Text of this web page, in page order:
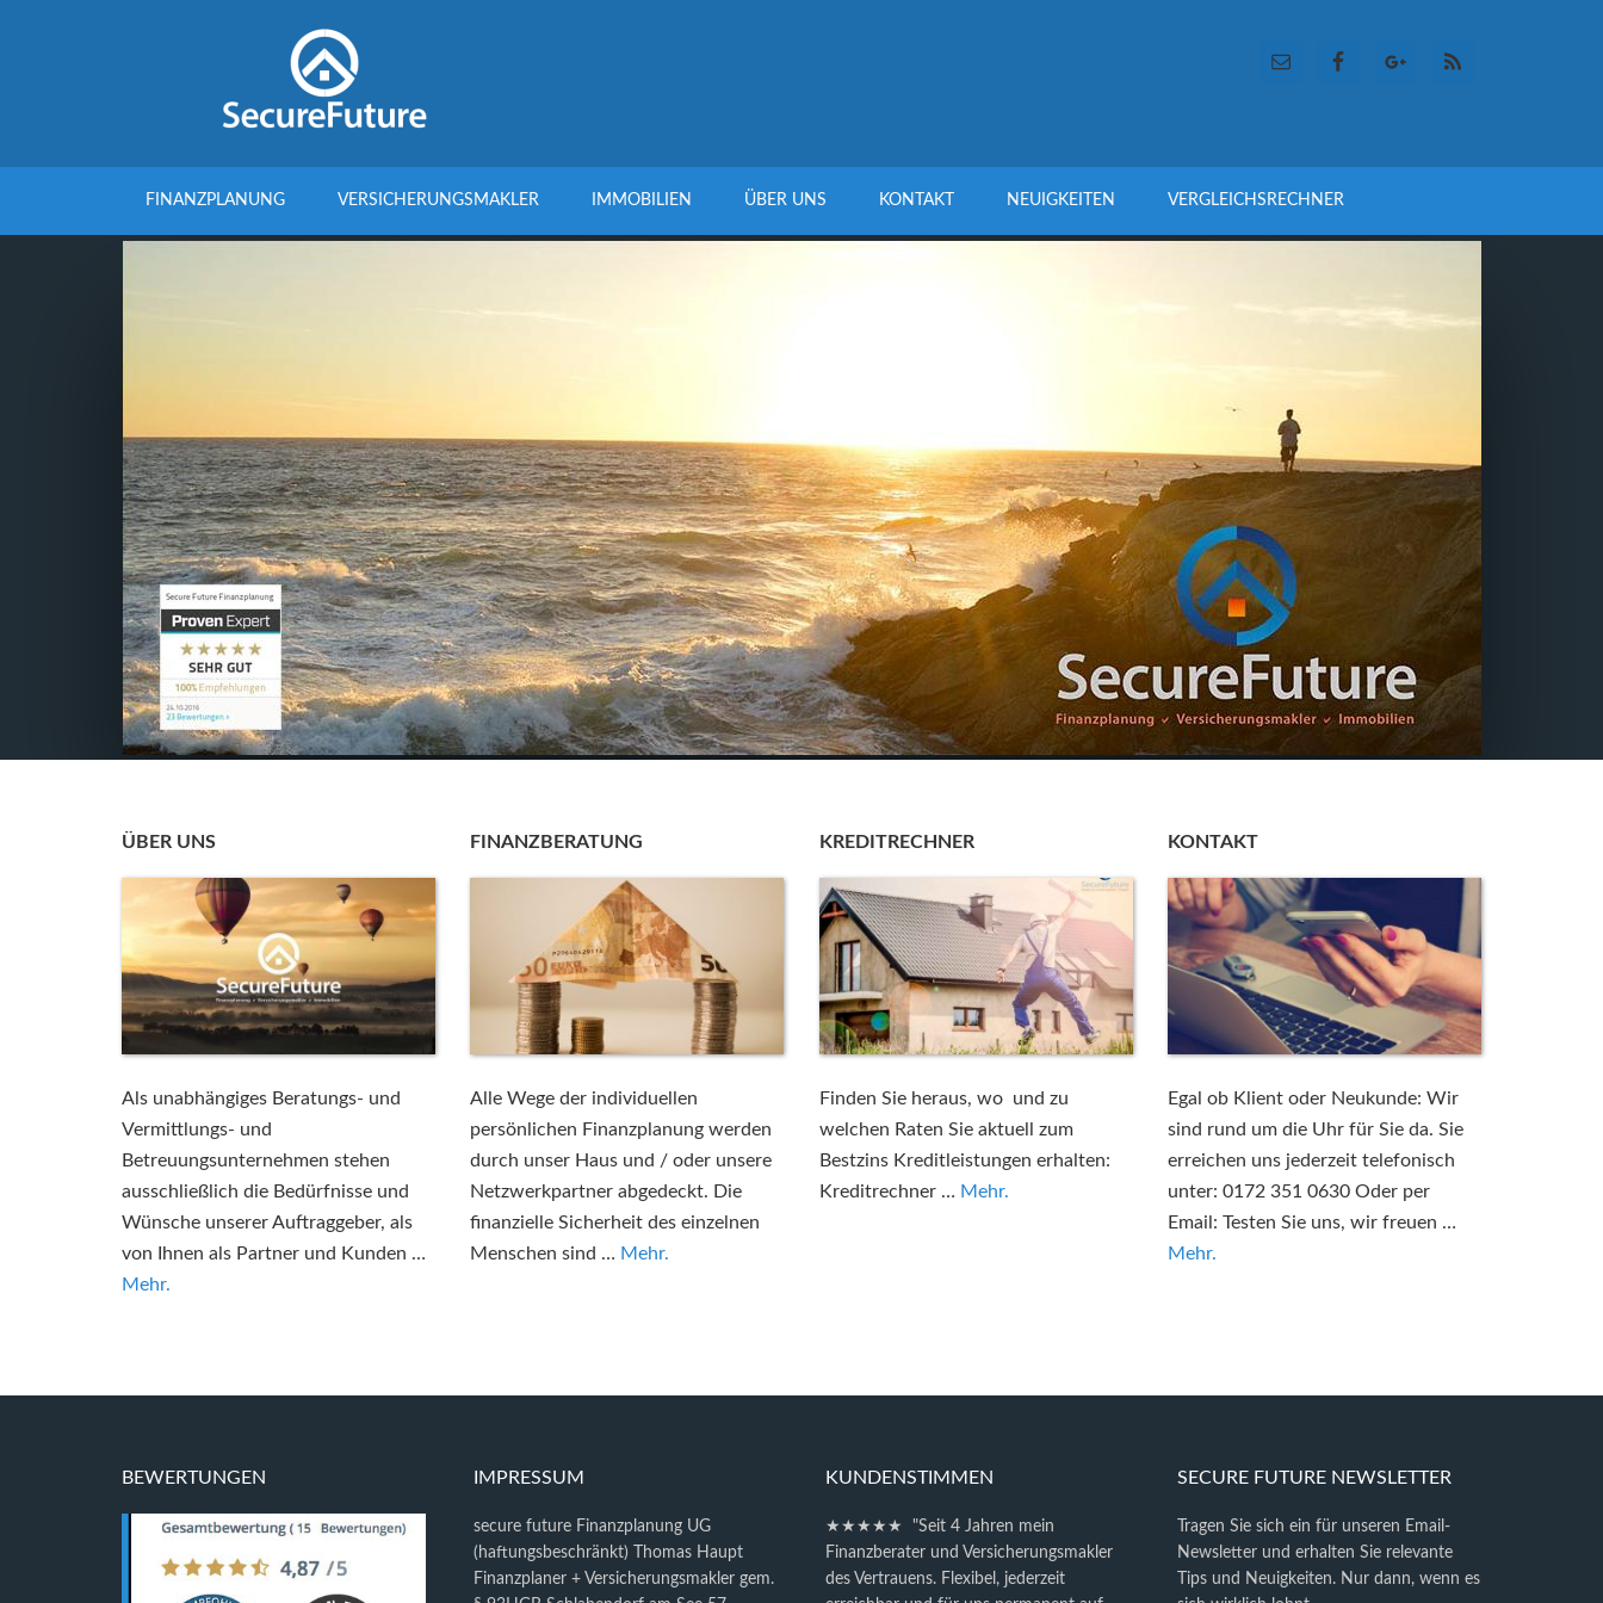
FINANZPLANUNG VERSICHERUNGSMAKLER IMMOBILIEN ÜBER UNS KONTAKT NEUIGKEITEN VERGLEICHSRECHNER
ÜBER UNS
Als unabhängiges Beratungs- und
Vermittlungs- und
Betreuungsunternehmen stehen
ausschließlich die Bedürfnisse und
Wünsche unserer Auftraggeber, als
von Ihnen als Partner und Kunden …
Mehr.
FINANZBERATUNG
Alle Wege der individuellen
persönlichen Finanzplanung werden
durch unser Haus und / oder unsere
Netzwerkpartner abgedeckt. Die
finanzielle Sicherheit des einzelnen
Menschen sind … Mehr.
KREDITRECHNER
Finden Sie heraus, wo und zu
welchen Raten Sie aktuell zum
Bestzins Kreditleistungen erhalten:
Kreditrechner … Mehr.
KONTAKT
Egal ob Klient oder Neukunde: Wir
sind rund um die Uhr für Sie da. Sie
erreichen uns jederzeit telefonisch
unter: 0172 351 0630 Oder per
Email: Testen Sie uns, wir freuen …
Mehr.
BEWERTUNGEN IMPRESSUM
secure future Finanzplanung UG
(haftungsbeschränkt) Thomas Haupt
Finanzplaner + Versicherungsmakler gem.
KUNDENSTIMMEN
★★★★★ "Seit 4 Jahren mein
Finanzberater und Versicherungsmakler
des Vertrauens. Flexibel, jederzeit
SECURE FUTURE NEWSLETTER
Tragen Sie sich ein für unseren Email-
Newsletter und erhalten Sie relevante
Tips und Neuigkeiten. Nur dann, wenn es